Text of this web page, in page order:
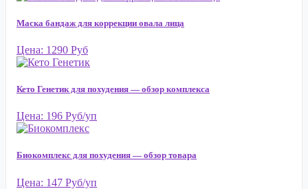
Маска бандаж для коррекции овала лица
Цена: 1290 Руб
Кето Генетик для похудения — обзор комплекса
Цена: 196 Руб/уп
Биокомплекс для похудения — обзор товара
Цена: 147 Руб/уп